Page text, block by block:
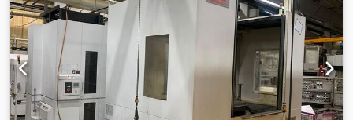
x 0,001° Поворот головки +/-: 360 000° Размер паллеты:
1000 x 800 мм Нагрузка на стол: 3000 кг Тип крепления
инструмента: SK 50-B, плоская поверхность 125 Скорость
вращения шпинделя: макс. 8000 об/мин Количество
передаточных чисел: 2 Двигатель шпинделя: 37/50 кВт
(100/40 % ПВ) Подача по осям X/Y/Z – бесступенчатая: 30
000 мм/мин Крутящий момент на шпинделе: 1410/2000